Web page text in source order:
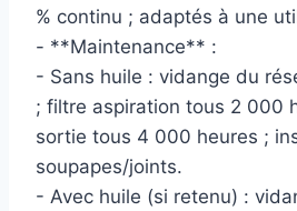
% continu ; adaptés à une
- **Maintenance** :
- Sans huile : vidange du
; filtre aspiration tous 2 000
sortie tous 4 000 heures ;
soupapes/joints.
- Avec huile (si retenu) :